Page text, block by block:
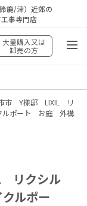
鹿/津）近郊の
事専門店
大量購入又は
卸売の方
市 Y様邸 LIXIL リ
ルポート お庭 外構
リクシル
ルポー